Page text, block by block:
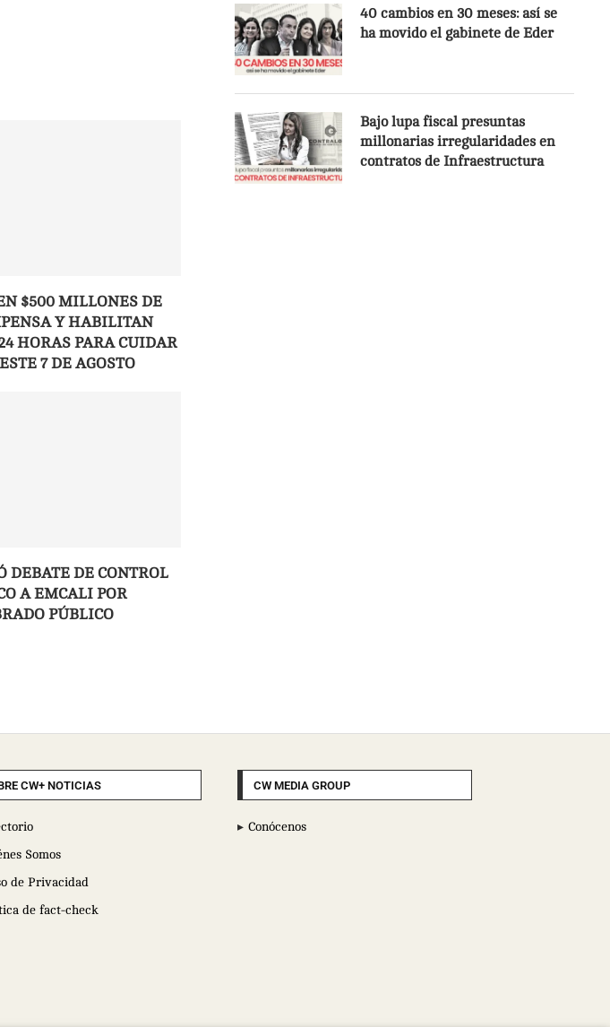
$500 MILLONES DE
Y HABILITAN
HORAS PARA CUIDAR
7 DE AGOSTO
DEBATE DE CONTROL
A EMCALI POR
PÚBLICO
40 cambios en 30 meses: así se
ha movido el gabinete de Eder
Bajo lupa fiscal presuntas
millonarias irregularidades en
contratos de Infraestructura
CW+ NOTICIAS
Somos
de Privacidad
de fact-check
CW MEDIA GROUP
Conócenos